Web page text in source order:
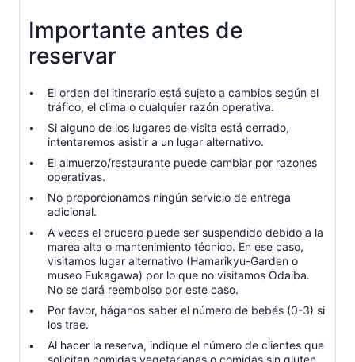
Importante antes de
reservar
El orden del itinerario está sujeto a cambios según el
tráfico, el clima o cualquier razón operativa.
Si alguno de los lugares de visita está cerrado,
intentaremos asistir a un lugar alternativo.
El almuerzo/restaurante puede cambiar por razones
operativas.
No proporcionamos ningún servicio de entrega
adicional.
A veces el crucero puede ser suspendido debido a la
marea alta o mantenimiento técnico. En ese caso,
visitamos lugar alternativo (Hamarikyu-Garden o
museo Fukagawa) por lo que no visitamos Odaiba.
No se dará reembolso por este caso.
Por favor, háganos saber el número de bebés (0-3) si
los trae.
Al hacer la reserva, indique el número de clientes que
solicitan comidas vegetarianas o comidas sin gluten.